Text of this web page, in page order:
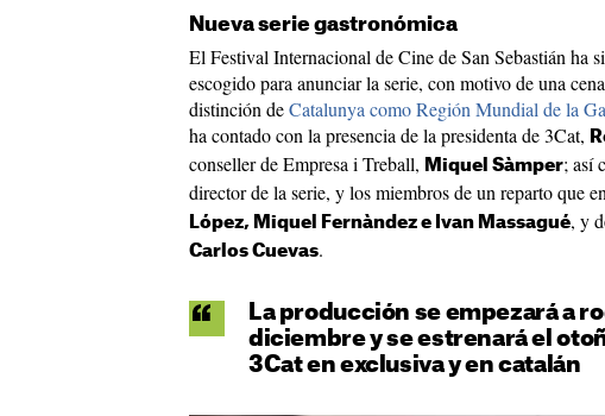
Nueva serie gastronómica
El Festival Internacional de Cine de San Sebastián ha
escogido para anunciar la serie, con motivo de una
distinción deCatalunya como Región Mundial de la
ha contado con la presencia de la presidenta de 3Cat,
conseller de Empresa i Treball, Miquel Sàmper; así
director de la serie, y los miembros de un reparto que
López, Miquel Fernàndez e Ivan Massagué, y
Carlos Cuevas.
La producción se empezará a
diciembre y se estrenará el
3Cat en exclusiva y en catalán